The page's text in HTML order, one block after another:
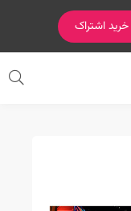
خرید اشتراک